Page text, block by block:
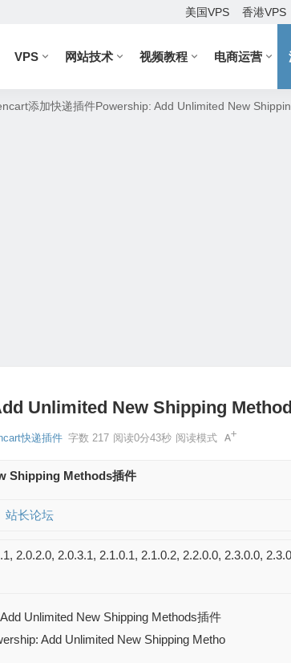
美国VPS 香港VPS
VPS 网站技术 视频教程 电商运营
添加快递插件Powership: Add Unlimited New
Unlimited New Shipping
快递插件 字数 217 阅读0分43秒 阅读模式
Shipping Methods插件
站长论坛
2.0.2.0, 2.0.3.1, 2.1.0.1, 2.1.0.2, 2.2.0.0, 2.3.0.0,